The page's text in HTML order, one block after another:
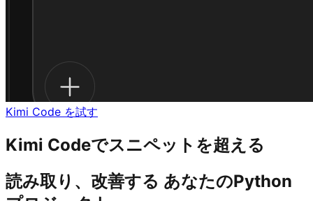
Kimi Code を試す
Kimi Codeでスニペットを超える
読み取り、改善する あなたのPython